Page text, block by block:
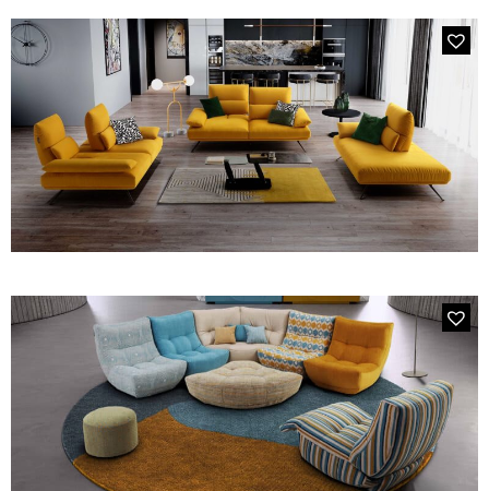
Canapés d'angle
Canapés droits
Canapés modulables
Canapés relax
Fauteuils de relaxation D-Stress
PAR TAILLE
Canapés 2 places
Canapés 3 places
Canapés panoramiques
Fauteuils
CANAPÉS
Tous les produits
IS01 INDIAN
Le canapé 3 places avance / recule en tissu 3D
MODÈLE 2394 ORCHESTRA
Le canapé 3 places avec 2 dossiers avance/recule, assise
double profondeur et 2 accoudoirs relevables en tissu
bouclettes